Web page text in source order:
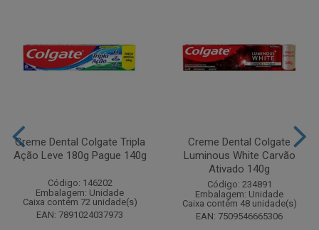
Creme Dental Colgate Tripla
Ação Leve 180g Pague 140g
Código: 146202
Embalagem: Unidade
Caixa contém 72 unidade(s)
EAN: 7891024037973
Creme Dental Colgate
Luminous White Carvão
Ativado 140g
Código: 234891
Embalagem: Unidade
Caixa contém 48 unidade(s)
EAN: 7509546665306